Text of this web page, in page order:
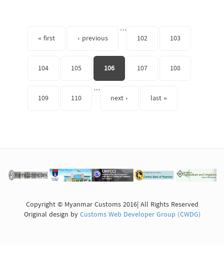
« first ‹ previous
…
102
103
104 105 106 107 108
109 110
…
next ›
last »
Copyright © Myanmar Customs 2016| All Rights Reserved
Original design byCustoms Web Developer Group (CWDG)